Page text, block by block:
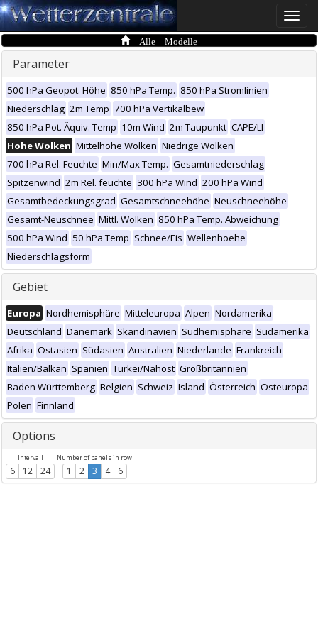
Toggle
Alle Modelle
Parameter
500 hPa Geopot. Höhe 850 hPa Temp. 850 hPa Stromlinien
Niederschlag 2m Temp 700 hPa Vertikalbew
850 hPa Pot. Äquiv. Temp 10m Wind 2m Taupunkt CAPE/LI
Hohe Wolken Mittelhohe Wolken Niedrige Wolken
700 hPa Rel. Feuchte Min/Max Temp. Gesamtniederschlag
Spitzenwind 2m Rel. feuchte 300 hPa Wind 200 hPa Wind
Gesamtbedeckungsgrad Gesamtschneehöhe Neuschneehöhe
Gesamt-Neuschnee Mittl. Wolken 850 hPa Temp. Abweichung
500 hPa Wind 50 hPa Temp Schnee/Eis Wellenhoehe
Niederschlagsform
Gebiet
Europa Nordhemisphäre Mitteleuropa Alpen Nordamerika
Deutschland Dänemark Skandinavien Südhemisphäre Südamerika
Afrika Ostasien Südasien Australien Niederlande Frankreich
Italien/Balkan Spanien Türkei/Nahost Großbritannien
Baden Württemberg Belgien Schweiz Island Österreich Osteuropa
Polen Finnland
Options
Intervall
6 12 24
Number of panels in row
1 2 3 4 6